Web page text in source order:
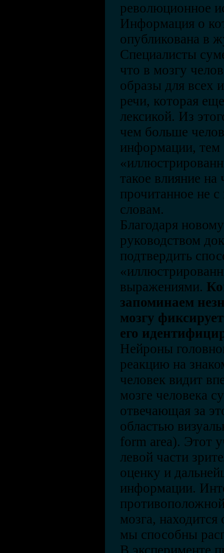
революционное
Информация о
опубликована в
Специалисты
что в мозгу
образы для всех
речи, которая
лексикой. Из
чем больше
информации, тем
такое влияние на
прочитанное не
словам.
Благодаря
руководством
подтвердить
выражениями.
запоминаем
мозгу
его
Нейроны
реакцию на
человек видит
мозге человека
отвечающая за
областью
form area). Этот
левой части
оценку и
информации.
мозга,
мы способны
В эксперименте